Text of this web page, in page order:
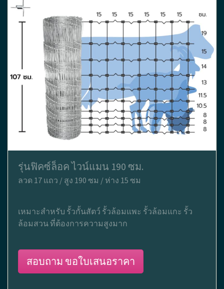
รุ่นฟิคซ์ล็อค ไวน์แมน 190 ซม.
ลวด 17 แถว / สูง 190 ซม / ห่าง 15 ซม
เหมาะสำหรับ รั้วกั้นสัตว์ รั้วล้อมแพะ รั้วล้อมแกะ รั้ว
ล้อมสวน ที่ต้องการความสูงมาก
สอบถาม ขอใบเสนอราคา